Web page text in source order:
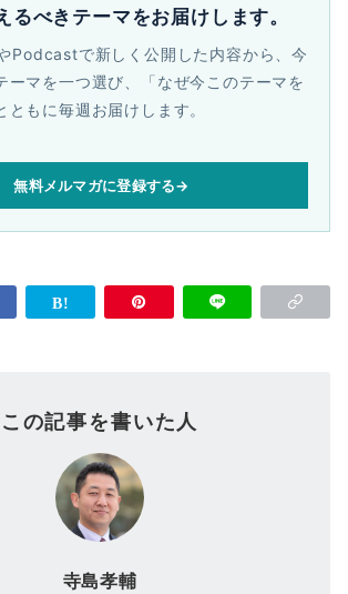
るべきテーマをお届けします。
Podcastで新しく公開した内容から、今
ーマを一つ選び、「なぜ今このテーマを
ともに毎週お届けします。
無料メルマガに登録する→
この記事を書いた人
寺島孝輔